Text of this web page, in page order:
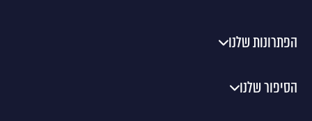
הפתרונות שלנו
הסיפור שלנו